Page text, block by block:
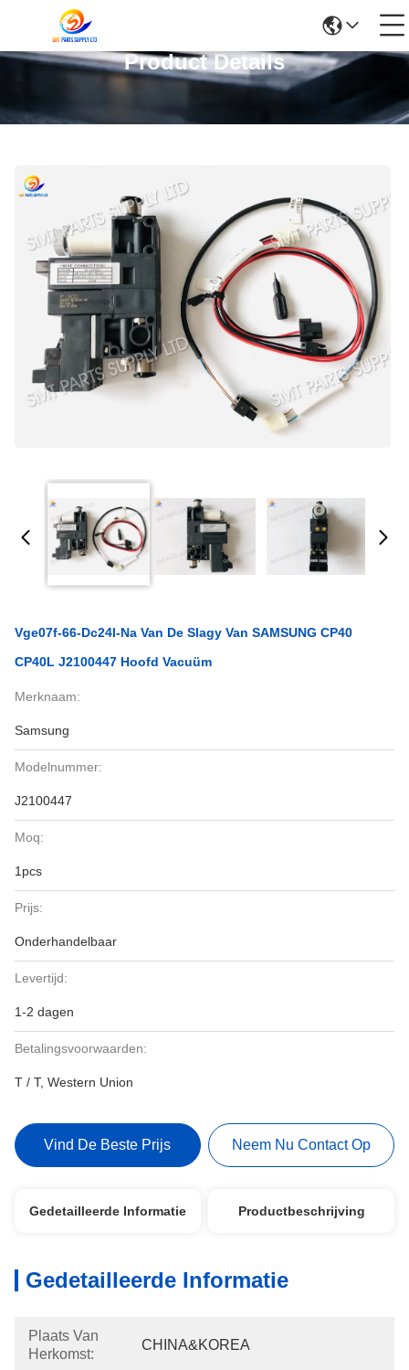
Product Details
Vge07f-66-Dc24l-Na Van De Slagy Van SAMSUNG CP40
CP40L J2100447 Hoofd Vacuüm
Merknaam:
Samsung
Modelnummer:
J2100447
Moq:
1pcs
Prijs:
Onderhandelbaar
Levertijd:
1-2 dagen
Betalingsvoorwaarden:
T / T, Western Union
Vind De Beste Prijs Neem Nu Contact Op
Gedetailleerde Informatie Productbeschrijving
Gedetailleerde Informatie
Plaats Van
Herkomst:
CHINA&KOREA